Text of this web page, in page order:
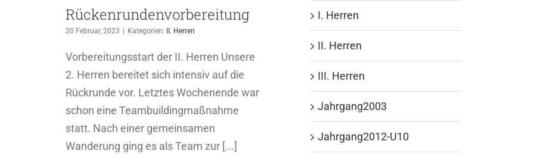
Rückenrundenvorbereitung
20 Februar, 2023 Kategorien: II. Herren
Vorbereitungsstart der II. Herren Unsere
2. Herren bereitet sich intensiv auf die
Rückrunde vor. Letztes Wochenende war
schon eine Teambuildingmaßnahme
statt. Nach einer gemeinsamen
Wanderung ging es als Team zur [...]
I. Herren
II. Herren
III. Herren
Jahrgang2003
Jahrgang2012-U10